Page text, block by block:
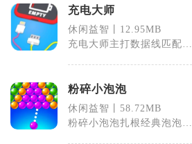
充电大师
休闲益智丨12.95MB
充电大师主打数据线匹配充
粉碎小泡泡
休闲益智丨58.72MB
粉碎小泡泡扎根经典泡泡弹